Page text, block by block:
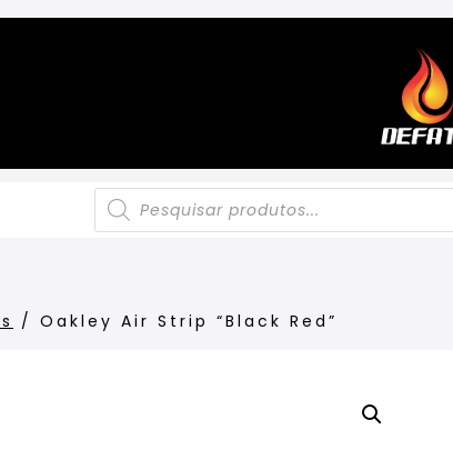
/ Oakley Air Strip “Black Red”